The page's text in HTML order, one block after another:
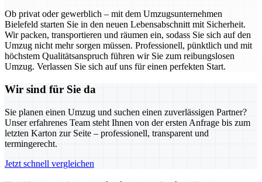
Ob privat oder gewerblich – mit dem Umzugsunternehmen
Bielefeld starten Sie in den neuen Lebensabschnitt mit Sicherheit.
Wir packen, transportieren und räumen ein, sodass Sie sich auf den
Umzug nicht mehr sorgen müssen. Professionell, pünktlich und mit
höchstem Qualitätsanspruch führen wir Sie zum reibungslosen
Umzug. Verlassen Sie sich auf uns für einen perfekten Start.
Wir sind für Sie da
Sie planen einen Umzug und suchen einen zuverlässigen Partner?
Unser erfahrenes Team steht Ihnen von der ersten Anfrage bis zum
letzten Karton zur Seite – professionell, transparent und
termingerecht.
Jetzt schnell vergleichen